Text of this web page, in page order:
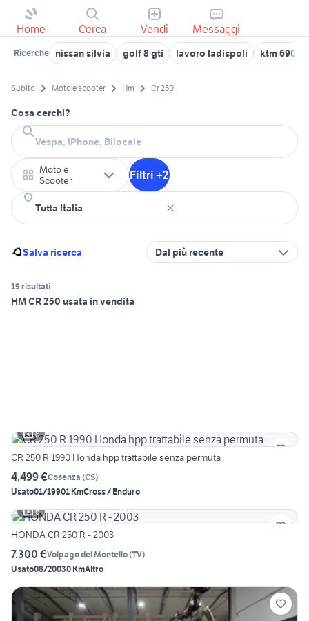
Home Cerca Vendi Messaggi
Ricerche nissan silvia golf 8 gti lavoro ladispoli ktm 690
Subito Moto e scooter Hm Cr 250
Cosa cerchi?
Moto e
Scooter
Filtri +2
Salva ricerca Dal più recente
19 risultati
HM CR 250 usata in vendita
6
CR 250 R 1990 Honda hpp trattabile senza permuta
4.499 €Cosenza (CS)
Usato01/19901 KmCross / Enduro
6
HONDA CR 250 R - 2003
7.300 €Volpago del Montello(TV)
Usato08/20030 KmAltro